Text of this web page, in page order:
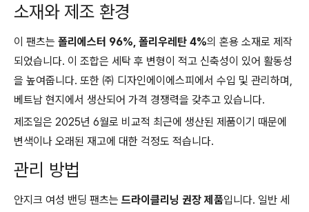
소재와 제조 환경
이 팬츠는 폴리에스터 96%, 폴리우레탄 4%의 혼용 소재로 제작
되었습니다. 이 조합은 세탁 후 변형이 적고 신축성이 있어 활동성
을 높여줍니다. 또한 ㈜ 디자인에이에스피에서 수입 및 관리하며,
베트남 현지에서 생산되어 가격 경쟁력을 갖추고 있습니다.
제조일은 2025년 6월로 비교적 최근에 생산된 제품이기 때문에
변색이나 오래된 재고에 대한 걱정도 적습니다.
관리 방법
안지크 여성 밴딩 팬츠는 드라이클리닝 권장 제품입니다. 일반 세